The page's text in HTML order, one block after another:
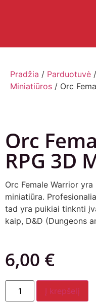
Pradžia / Parduotuvė /
Miniatiūros / Orc
Orc
RPG 3D
Orc Female Warrior
miniatiūra.
tad yra puikiai tinknti
kaip, D&D (Dungeons
6,00 €
Į krepšelį